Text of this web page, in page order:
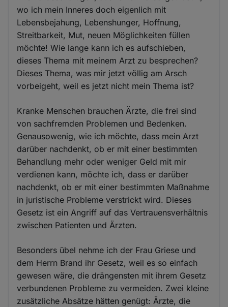
wo ich mein Inneres doch eigenlich mit
Lebensbejahung, Lebenshunger, Hoffnung,
Streitbarkeit, Mut, neuen Möglichkeiten füllen
möchte! Wie lange kann ich es aufschieben,
dieses Thema mit meinem Arzt zu besprechen?
Dieses Thema, was mir jetzt völlig am Arsch
vorbeigeht, weil es jetzt nicht mein Thema ist?
Kranke Menschen brauchen Ärzte, die frei sind
von sachfremden Problemen und Bedenken.
Genausowenig, wie ich möchte, dass mein Arzt
darüber nachdenkt, ob er mit einer bestimmten
Behandlung mehr oder weniger Geld mit mir
verdienen kann, möchte ich, dass er darüber
nachdenkt, ob er mit einer bestimmten Maßnahme
in juristische Probleme verstrickt wird. Dieses
Gesetz ist ein Angriff auf das Vertrauensverhältnis
zwischen Patienten und Ärzten.
Besonders übel nehme ich der Frau Griese und
dem Herrn Brand ihr Gesetz, weil es so einfach
gewesen wäre, die drängensten mit ihrem Gesetz
verbundenen Probleme zu vermeiden. Zwei kleine
zusätzliche Absätze hätten genügt: Ärzte, die